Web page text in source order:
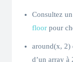
Consultez
floor pour
around(x, 2)
d’un array à